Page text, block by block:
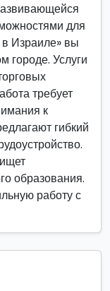
для
в Израиле» вы
городе. Услуги
требует
к
гибкий
образования.
работу с